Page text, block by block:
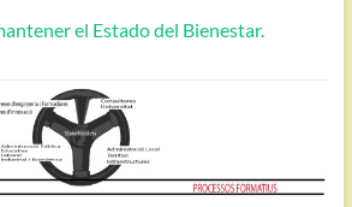
el Estado del Bienestar.